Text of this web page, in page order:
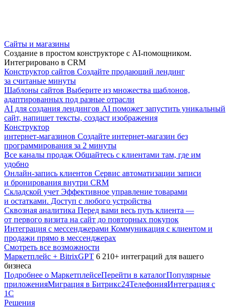
Сайты и магазины
Создание в простом конструкторе с AI-помощником.
Интегрировано в CRM
Конструктор сайтов Создайте продающий лендинг
за считаные минуты
Шаблоны сайтов Выберите из множества шаблонов,
адаптированных под разные отрасли
AI для создания лендингов AI поможет запустить уникальный
сайт, напишет тексты, создаст изображения
Конструктор
интернет-магазинов Создайте интернет-магазин без
программирования за 2 минуты
Все каналы продаж Общайтесь с клиентами там, где им
удобно
Онлайн-запись клиентов Сервис автоматизации записи
и бронирования внутри CRM
Складской учет Эффективное управление товарами
и остатками. Доступ с любого устройства
Сквозная аналитика Перед вами весь путь клиента —
от первого визита на сайт до повторных покупок
Интеграция с мессенджерами Коммуникация с клиентом и
продажи прямо в мессенджерах
Смотреть все возможности
Маркетплейс + BitrixGPT 6 210+ интеграций для вашего
бизнеса
Подробнее о МаркетплейсеПерейти в каталогПопулярные
приложенияМиграция в Битрикс24ТелефонияИнтеграция с
1С
Решения